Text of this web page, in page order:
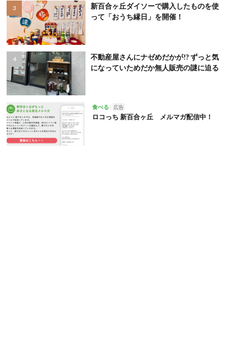
新百合ヶ丘ダイソーで購入したものを使
って「おうち縁日」を開催！
不動産屋さんにナゼめだかが!? ずっと気
になっていためだか無人販売の謎に迫る
食べる 広告
ロコっち 新百合ヶ丘 メルマガ配信中！